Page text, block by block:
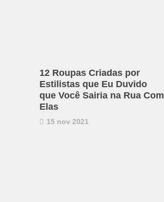
12 Roupas Criadas por
Estilistas que Eu Duvido
que Você Sairia na Rua Com
Elas
15 nov 2021